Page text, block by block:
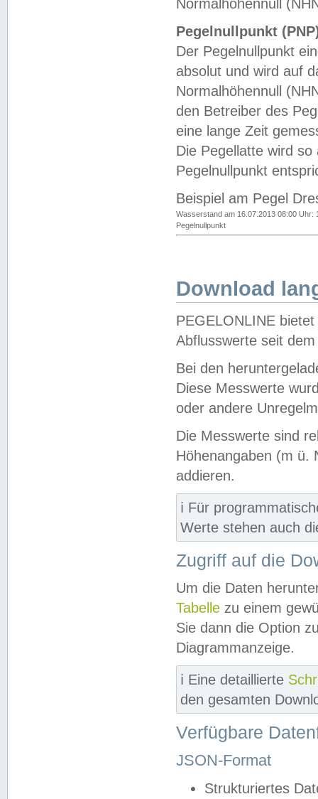
Normalhöhennull
Pegelnullpunkt
Der Pegelnullpunkt
absolut und wird auf
Normalhöhennull
den Betreiber des
eine lange Zeit
Die Pegellatte wird
Pegelnullpunkt
Beispiel am Pegel
Wasserstand am 16.07.2013 08:00 Uhr:
Pegelnullpunkt
Download
PEGELONLINE
Abflusswerte seit
Bei den
Diese Messwerte
oder andere
Die Messwerte sind
Höhenangaben (m ü.
addieren.
ℹ️ Für
Werte stehen auch
Zugriff auf die
Um die Daten
Tabelle zu einem
Sie dann die Option
Diagrammanzeige.
ℹ️ Eine detaillierte
den gesamten
Verfügbare
JSON-Format
Strukturiertes